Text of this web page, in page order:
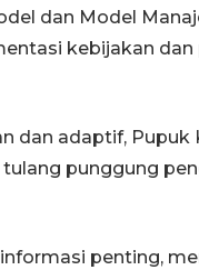
dan Model
kebijakan dan
dan adaptif, Pupuk
punggung
penting,